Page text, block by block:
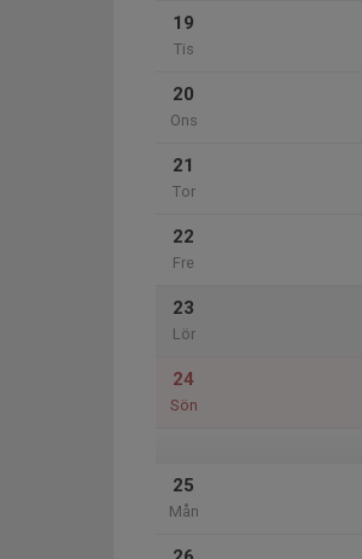
19
Tis
20
Ons
21
Tor
22
Fre
23
Lör
24
Sön
25
Mån